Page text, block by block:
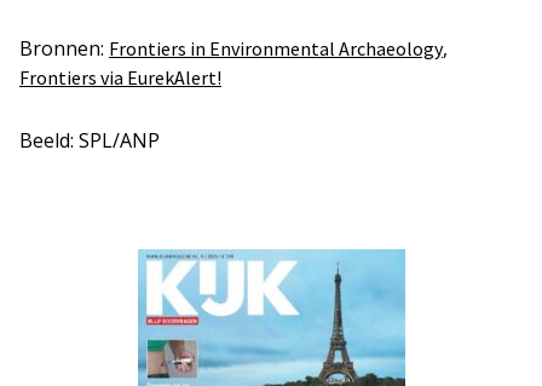
Bronnen: Frontiers in Environmental Archaeology,
Frontiers via EurekAlert!
Beeld: SPL/ANP